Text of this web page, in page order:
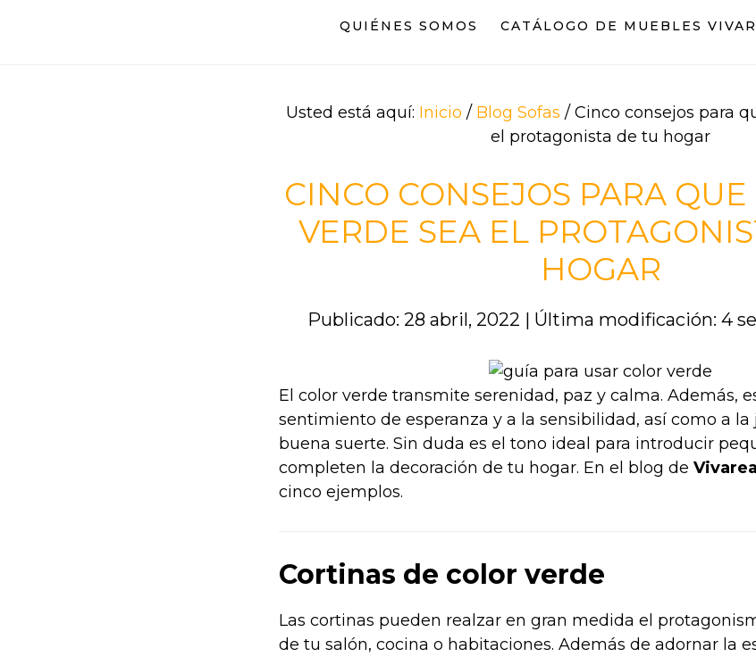
QUIÉNES SOMOS CATÁLOGO DE MUEBLES
Usted está aquí: Inicio / Blog Sofas / Cinco consejos para
el protagonista de tu hogar
CINCO CONSEJOS PARA
VERDE SEA EL
HOGAR
Publicado: 28 abril, 2022 | Última modificación: 4
El color verde transmite serenidad, paz y calma. Además,
sentimiento de esperanza y a la sensibilidad, así como a la
buena suerte. Sin duda es el tono ideal para introducir
completen la decoración de tu hogar. En el blog de Vivarea
cinco ejemplos.
Cortinas de color verde
Las cortinas pueden realzar en gran medida el
de tu salón, cocina o habitaciones. Además de adornar la